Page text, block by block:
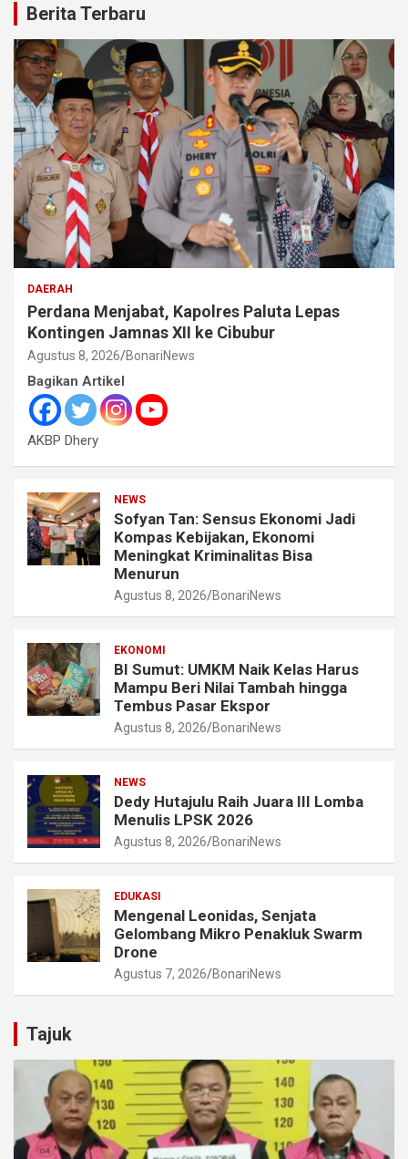
Berita Terbaru
DAERAH
Perdana Menjabat, Kapolres Paluta Lepas
Kontingen Jamnas XII ke Cibubur
Agustus 8, 2026 BonariNews
Bagikan Artikel
AKBP Dhery
NEWS
Sofyan Tan: Sensus Ekonomi Jadi
Kompas Kebijakan, Ekonomi
Meningkat Kriminalitas Bisa
Menurun
Agustus 8, 2026 BonariNews
EKONOMI
BI Sumut: UMKM Naik Kelas Harus
Mampu Beri Nilai Tambah hingga
Tembus Pasar Ekspor
Agustus 8, 2026 BonariNews
NEWS
Dedy Hutajulu Raih Juara III Lomba
Menulis LPSK 2026
Agustus 8, 2026 BonariNews
EDUKASI
Mengenal Leonidas, Senjata
Gelombang Mikro Penakluk Swarm
Drone
Agustus 7, 2026 BonariNews
Tajuk